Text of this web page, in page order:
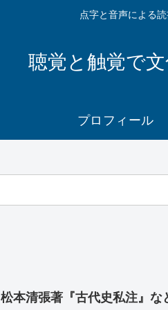
点字と音声による
聴覚と触覚で
プロフィール
松本清張著『古代史私注』な